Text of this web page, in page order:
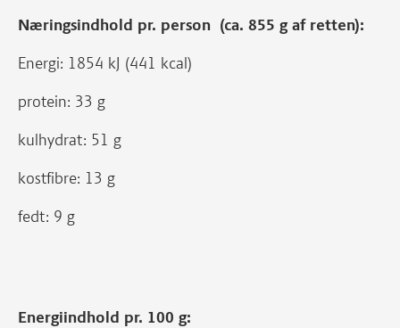
Næringsindhold pr. person (ca. 855 g af retten):
Energi: 1854 kJ (441 kcal)
protein: 33 g
kulhydrat: 51 g
kostfibre: 13 g
fedt: 9 g
Energiindhold pr. 100 g: